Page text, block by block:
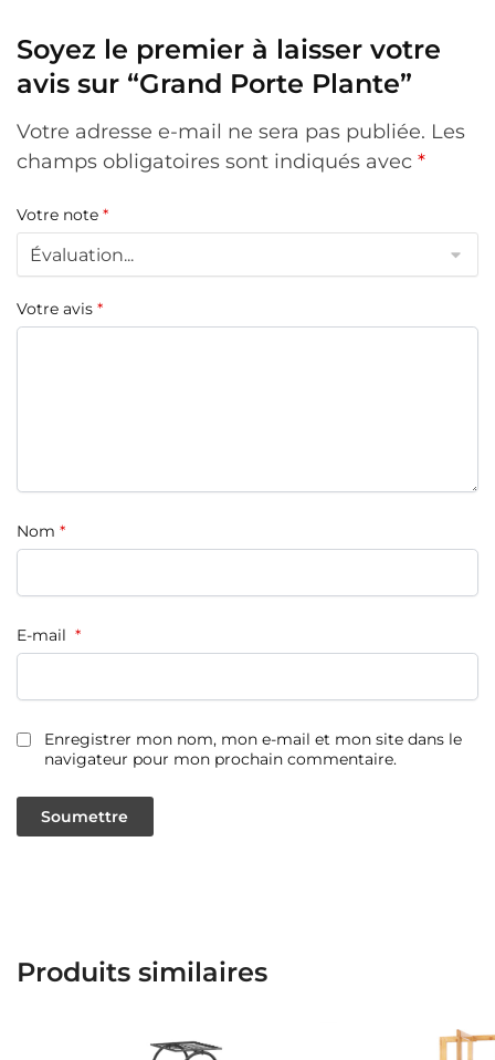
Soyez le premier à laisser votre
avis sur “Grand Porte Plante”
Votre adresse e-mail ne sera pas publiée. Les
champs obligatoires sont indiqués avec *
Votre note *
Votre avis *
Nom *
E-mail *
Enregistrer mon nom, mon e-mail et mon site dans le
navigateur pour mon prochain commentaire.
Produits similaires